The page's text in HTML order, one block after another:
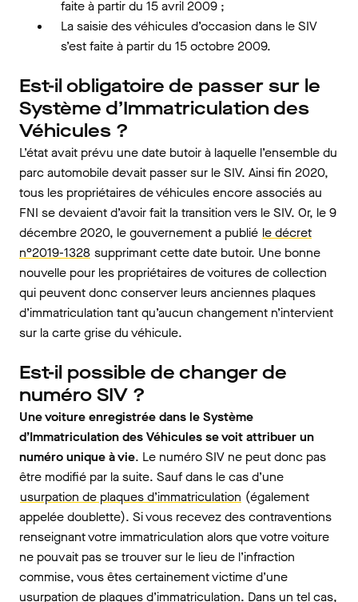
faite à partir du 15 avril 2009 ;
La saisie des véhicules d’occasion dans le SIV
s’est faite à partir du 15 octobre 2009.
Est-il obligatoire de passer sur le
Système d’Immatriculation des
Véhicules ?
L’état avait prévu une date butoir à laquelle l’ensemble du
parc automobile devait passer sur le SIV. Ainsi fin 2020,
tous les propriétaires de véhicules encore associés au
FNI se devaient d’avoir fait la transition vers le SIV. Or, le 9
décembre 2020, le gouvernement a publié le décret
n°2019-1328 supprimant cette date butoir. Une bonne
nouvelle pour les propriétaires de voitures de collection
qui peuvent donc conserver leurs anciennes plaques
d’immatriculation tant qu’aucun changement n’intervient
sur la carte grise du véhicule.
Est-il possible de changer de
numéro SIV ?
Une voiture enregistrée dans le Système
d’Immatriculation des Véhicules se voit attribuer un
numéro unique à vie. Le numéro SIV ne peut donc pas
être modifié par la suite. Sauf dans le cas d’une
usurpation de plaques d’immatriculation (également
appelée doublette). Si vous recevez des contraventions
renseignant votre immatriculation alors que votre voiture
ne pouvait pas se trouver sur le lieu de l’infraction
commise, vous êtes certainement victime d’une
usurpation de plaques d’immatriculation. Dans un tel cas,